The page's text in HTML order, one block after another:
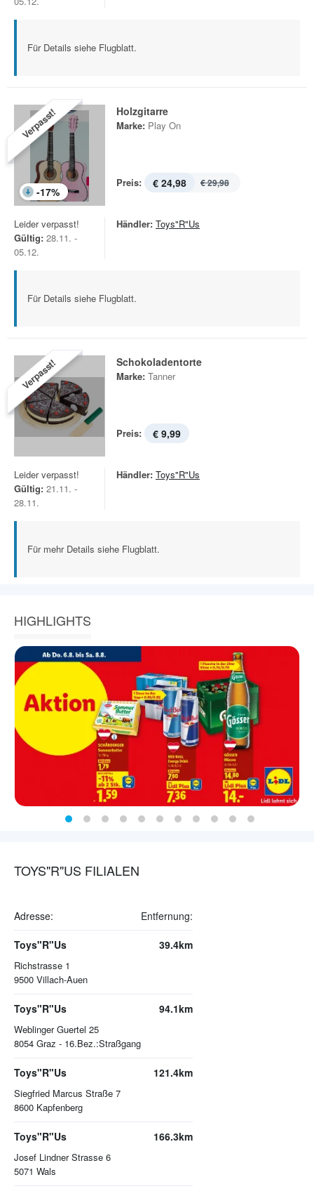
Für Details siehe Flugblatt.
Verpasst!
-17%
Holzgitarre
Marke: Play On
Preis: € 24,98 € 29,98
Leider verpasst!
Gültig: 28.11. -
05.12.
Händler: Toys"R"Us
Für Details siehe Flugblatt.
Verpasst! Schokoladentorte
Marke: Tanner
Preis: € 9,99
Leider verpasst!
Gültig: 21.11. -
28.11.
Händler: Toys"R"Us
Für mehr Details siehe Flugblatt.
HIGHLIGHTS
TOYS"R"US FILIALEN
Adresse: Entfernung:
Toys"R"Us
Richstrasse 1
9500 Villach-Auen
39.4km
Toys"R"Us
Weblinger Guertel 25
8054 Graz - 16.Bez.:Straßgang
94.1km
Toys"R"Us
Siegfried Marcus Straße 7
8600 Kapfenberg
121.4km
Toys"R"Us
Josef Lindner Strasse 6
5071 Wals
166.3km